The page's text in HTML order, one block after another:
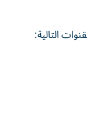
التالية: